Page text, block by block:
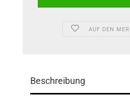
AUF DEN
Beschreibung